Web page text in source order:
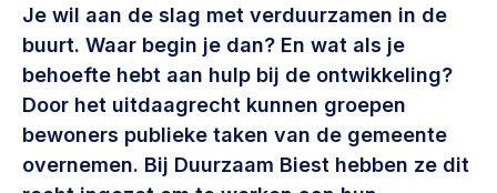
Bewonersbedrijf starten, ondernemingsplan maken >
Buurtbewoners verbinden
Community building en ABCD, welkomstcultuur >
Zorgzame gemeenschappen
Betrokken buurten, contact stimuleren, netwerken
030 231 7511
info@lsabewoners.nl
Je wil aan de slag met verduurzamen in de
buurt. Waar begin je dan? En wat als je
behoefte hebt aan hulp bij de ontwikkeling?
Door het uitdaagrecht kunnen groepen
bewoners publieke taken van de gemeente
overnemen. Bij Duurzaam Biest hebben ze dit